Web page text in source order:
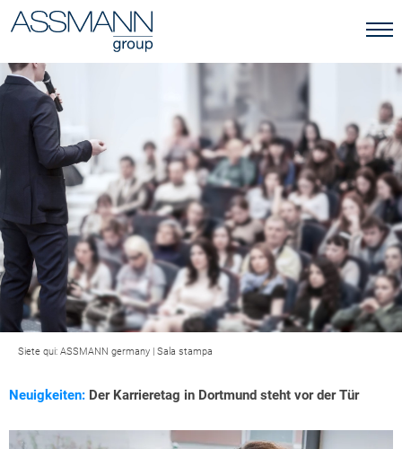
Siete qui: ASSMANN germany | Sala stampa
Neuigkeiten: Der Karrieretag in Dortmund steht vor der Tür